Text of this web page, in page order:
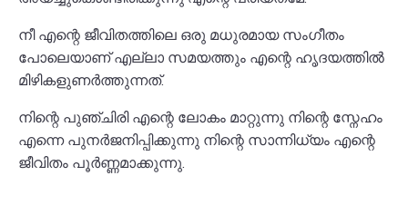
നീ എന്റെ ജീവിതത്തിലെ ഒരു മധുരമായ സംഗീതം
പോലെയാണ് എല്ലാ സമയത്തും എന്റെ ഹൃദയത്തിൽ
മിഴികളുണർത്തുന്നത്.
നിന്റെ പുഞ്ചിരി എന്റെ ലോകം മാറ്റുന്നു നിന്റെ സ്നേഹം
എന്നെ പുനർജനിപ്പിക്കുന്നു നിന്റെ സാന്നിധ്യം എന്റെ
ജീവിതം പൂർണ്ണമാക്കുന്നു.